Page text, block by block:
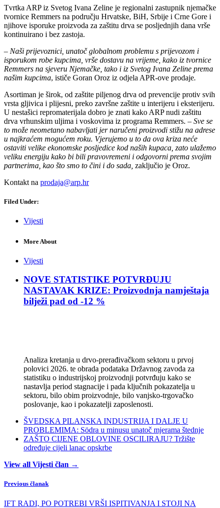
Tvrtka ARP iz Svetog Ivana Zeline je regionalni zastupnik njemačke
tvornice Remmers na području Hrvatske, BiH, Srbije i Crne Gore i
njihove isporuke proizvoda za zaštitu drva se posljednjih dana vrše
kontinuirano i bez zastoja.
– Naši prijevoznici, unatoč globalnom problemu s prijevozom i
isporukom robe kupcima, vrše dostavu na vrijeme, kako iz tvornice
Remmers na sjeveru Njemačke, tako i iz Svetog Ivana Zeline prema
našim kupcima, ističe Goran Oroz iz odjela APR-ove prodaje.
Asortiman je širok, od zaštite piljenog drva od prevencije protiv svih
vrsta gljivica i plijesni, preko završne zaštite u interijeru i eksterijeru.
U nestašici repromaterijala dobro je znati kako ARP nudi zaštitu
drva vrhunskim uljima i voskovima iz programa Remmers. – Sve se
to može neometano nabavljati jer naručeni proizvodi stižu na adrese
u najkraćem mogućem roku. Vjerujemo u to da ova kriza neće
ostaviti velike ekonomske posljedice kod naših kupaca, zato ulažemo
veliku energiju kako bi bili pravovremeni i odgovorni prema svojim
partnerima, kao što smo to čini i do sada, zaključio je Oroz.
Kontakt na prodaja@arp.hr
Filed Under:
Vijesti
More About
Vijesti
NOVE STATISTIKE POTVRĐUJU
NASTAVAK KRIZE: Proizvodnja namještaja
bilježi pad od -12 %
Analiza kretanja u drvo-prerađivačkom sektoru u prvoj
polovici 2026. te obrada podataka Državnog zavoda za
statistiku o industrijskoj proizvodnji potvrđuju kako se
nastavlja period stagnacije i pada ključnih pokazatelja u
sektoru, bilo obim proizvodnje, bilo vanjsko-trgovačko
poslovanje, kao i pokazatelji zaposlenosti.
ŠVEDSKA PILANSKA INDUSTRIJA I DALJE U
PROBLEMIMA: Södra u minusu unatoč mjerama štednje
ZAŠTO CIJENE OBLOVINE OSCILIRAJU? Tržište
određuje cijeli lanac opskrbe
View all Vijesti član →
Previous članak
IFT RADI, PO POTREBI VRŠI ISPITIVANJA I STOJI NA